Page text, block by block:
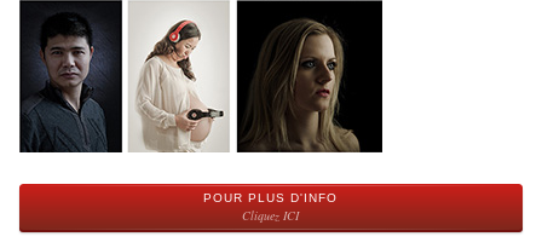
POUR PLUS D'INFO
Cliquez ICI